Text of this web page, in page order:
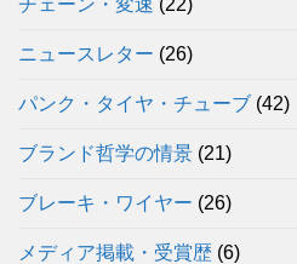
チェーン・変速 (22)
ニュースレター (26)
パンク・タイヤ・チューブ (42)
ブランド哲学の情景 (21)
ブレーキ・ワイヤー (26)
メディア掲載・受賞歴 (6)